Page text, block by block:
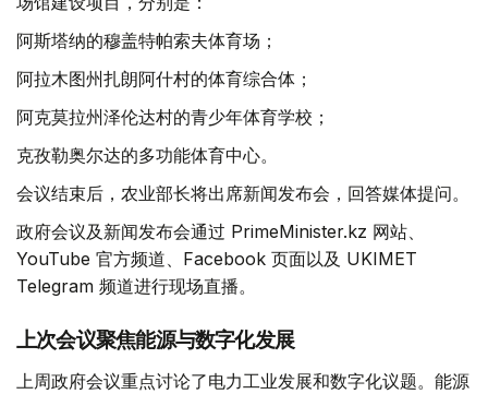
阿斯塔纳的穆盖特帕索夫体育场；
阿拉木图州扎朗阿什村的体育综合体；
阿克莫拉州泽伦达村的青少年体育学校；
克孜勒奥尔达的多功能体育中心。
会议结束后，农业部长将出席新闻发布会，回答媒体提问。
政府会议及新闻发布会通过 PrimeMinister.kz 网站、
YouTube 官方频道、Facebook 页面以及 UKIMET
Telegram 频道进行现场直播。
上次会议聚焦能源与数字化发展
上周政府会议重点讨论了电力工业发展和数字化议题。能源